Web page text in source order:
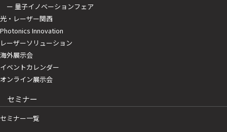
ー 量子イノベーションフェア
光・レーザー関西
Photonics Innovation
レーザーソリューション
海外展示会
イベントカレンダー
オンライン展示会
セミナー
セミナー一覧